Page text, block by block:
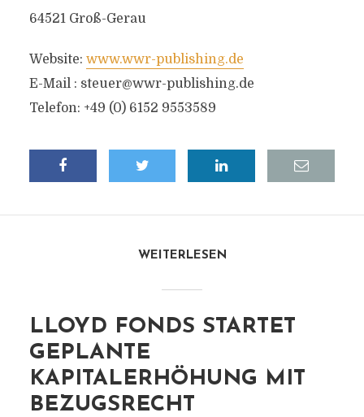
64521 Groß-Gerau
Website: www.wwr-publishing.de
E-Mail : steuer@wwr-publishing.de
Telefon: +49 (0) 6152 9553589
WEITERLESEN
LLOYD FONDS STARTET
GEPLANTE
KAPITALERHÖHUNG MIT
BEZUGSRECHT